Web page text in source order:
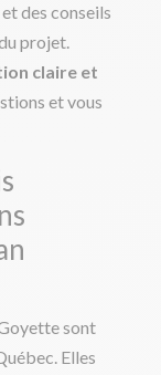
des conseils
projet.
claire et
et vous
sont
Elles